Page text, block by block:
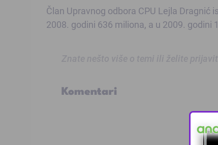
Član Upravnog odbora CPU Lejla Dragnić
2008. godini 636 miliona, a u 2009.
Komentari